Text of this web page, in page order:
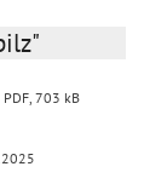
PDF, 703 kB